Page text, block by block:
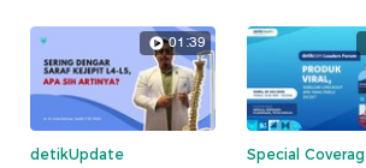
01:39
detikUpdate Special